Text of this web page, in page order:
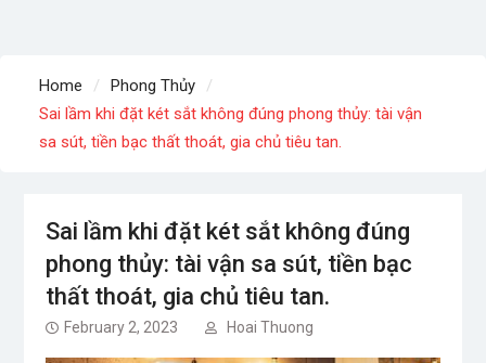
Lời bài hát Chúng Ta của Hiện Tại – Sơn Tùng M-
TP – Full lyrics bản chuẩn
Home
Phong Thủy
Sai lầm khi đặt két sắt không đúng phong thủy: tài vận
sa sút, tiền bạc thất thoát, gia chủ tiêu tan.
Sai lầm khi đặt két sắt không đúng
phong thủy: tài vận sa sút, tiền bạc
thất thoát, gia chủ tiêu tan.
February 2, 2023 Hoai Thuong